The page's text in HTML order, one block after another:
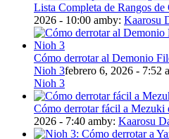
Lista Completa de Rangos
2026 - 10:00 amby: Kaarosu
Cómo derrotar al Demonio
Nioh 3febrero 6, 2026 - 7:52
Nioh 3
Cómo derrotar fácil a
2026 - 7:40 amby: Kaarosu